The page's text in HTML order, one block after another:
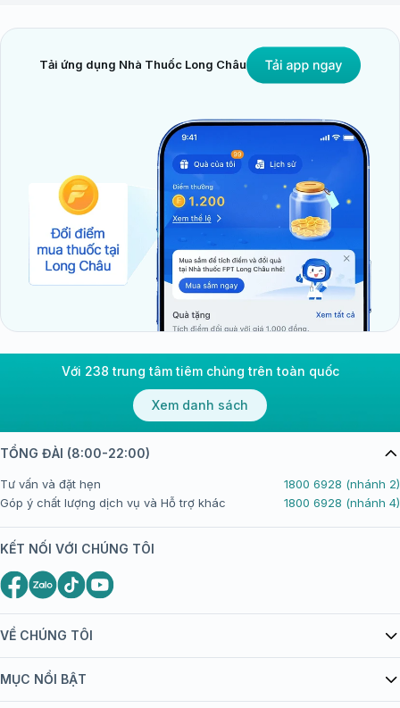
Tải ứng dụng Nhà Thuốc Long Châu
Với 238 trung tâm tiêm chủng trên toàn quốc
Xem danh sách
VỀ CHÚNG TÔI
Giới thiệu Tiêm Chủng FPT Long Châu
MỤC NỔI BẬT
TỔNG ĐÀI (8:00-22:00)
Tư vấn và đặt hẹn
1800 6928 (nhánh 2)
Góp ý chất lượng dịch vụ và Hỗ trợ khác
1800 6928 (nhánh 4)
KẾT NỐI VỚI CHÚNG TÔI